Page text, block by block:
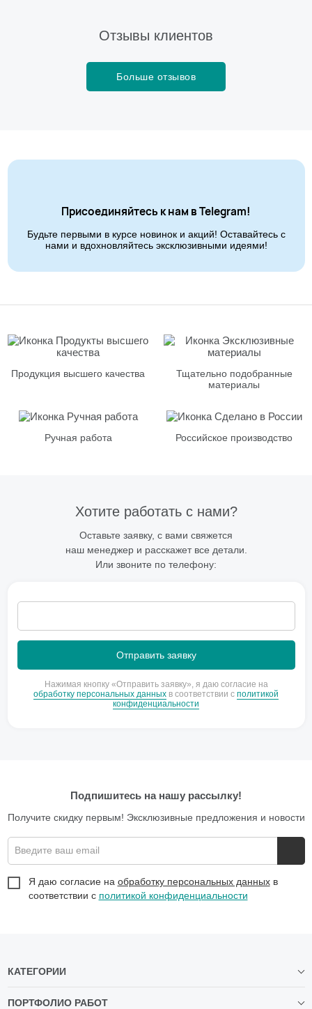
Отзывы клиентов
Больше отзывов
Присоединяйтесь к нам в Telegram!
Будьте первыми в курсе новинок и акций! Оставайтесь с
нами и вдохновляйтесь эксклюзивными идеями!
Продукция высшего качества
Тщательно подобранные
материалы
Ручная работа Российское производство
Хотите работать с нами?
Оставьте заявку, с вами свяжется
наш менеджер и расскажет все детали.
Или звоните по телефону:
Нажимая кнопку «Отправить заявку», я даю согласие на
обработку персональных данных в соответствии с политикой
конфиденциальности
Подпишитесь на нашу рассылку!
Получите скидку первым! Эксклюзивные предложения и новости
Введите ваш email
Я даю согласие на обработку персональных данныхв
соответствии с политикой конфиденциальности
КАТЕГОРИИ
ПОРТФОЛИО РАБОТ